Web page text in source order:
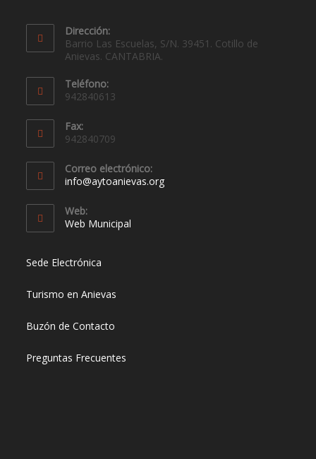
Dirección:
Barrio Las Escuelas, S/N. 39451. Cotillo de
Anievas. CANTABRIA.
Teléfono:
942840613
Fax:
942840709
Correo electrónico:
info@aytoanievas.org
Web:
Web Municipal
Sede Electrónica
Turismo en Anievas
Buzón de Contacto
Preguntas Frecuentes